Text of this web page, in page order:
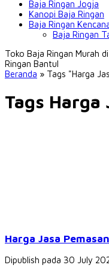
Baja Ringan Jogja
Kanopi Baja Ringan
Baja Ringan
Baja Ringan
Toko Baja Ringan Murah
Ringan Bantul
Beranda » Tags "Harga
Tags
Harga Jasa
Dipublish pada 30 July